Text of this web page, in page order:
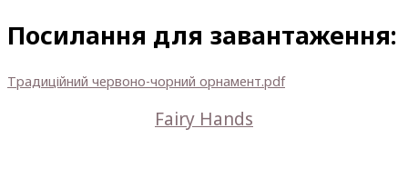
Посилання для завантаження:
Традиційний червоно-чорний орнамент.pdf
Fairy Hands